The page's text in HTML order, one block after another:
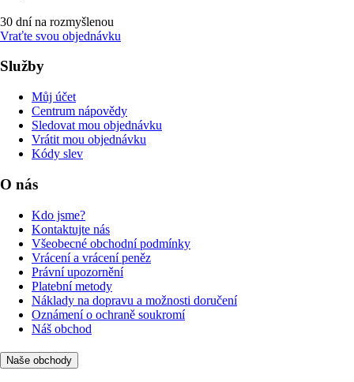
30 dní na rozmyšlenou
Vraťte svou objednávku
Služby
Můj účet
Centrum nápovědy
Sledovat mou objednávku
Vrátit mou objednávku
Kódy slev
O nás
Kdo jsme?
Kontaktujte nás
Všeobecné obchodní podmínky
Vrácení a vrácení peněz
Právní upozornění
Platební metody
Náklady na dopravu a možnosti doručení
Oznámení o ochraně soukromí
Náš obchod
Naše obchody